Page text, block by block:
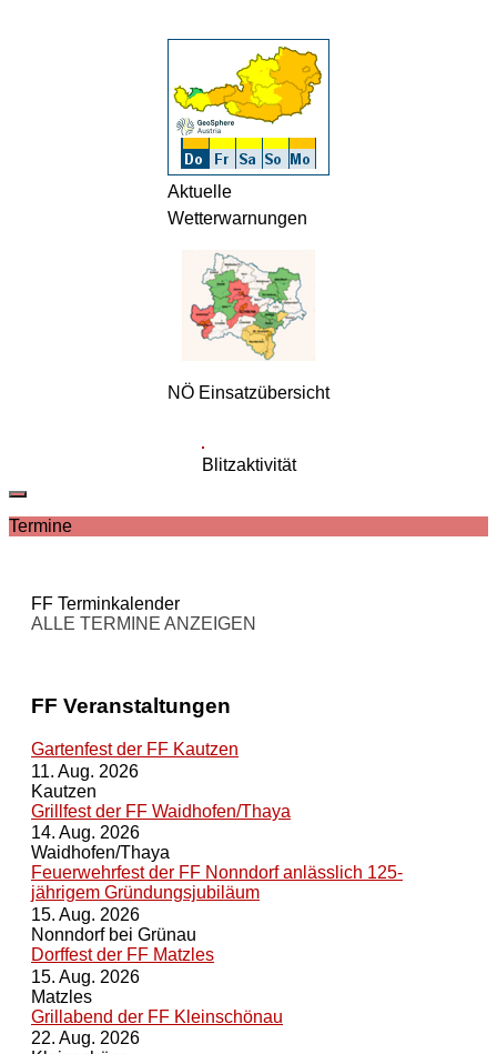
Aktuelle
Wetterwarnungen
NÖ Einsatzübersicht
Blitzaktivität
Termine
FF Terminkalender
ALLE TERMINE ANZEIGEN
FF Veranstaltungen
Gartenfest der FF Kautzen
11. Aug. 2026
Kautzen
Grillfest der FF Waidhofen/Thaya
14. Aug. 2026
Waidhofen/Thaya
Feuerwehrfest der FF Nonndorf anlässlich 125-
jährigem Gründungsjubiläum
15. Aug. 2026
Nonndorf bei Grünau
Dorffest der FF Matzles
15. Aug. 2026
Matzles
Grillabend der FF Kleinschönau
22. Aug. 2026